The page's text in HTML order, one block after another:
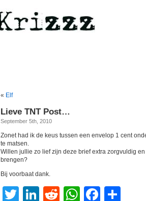
« Elf
Lieve TNT Post…
September 5th, 2010
Zonet had ik de keus tussen een envelop 1 cent
te matsen.
Willen jullie zo lief zijn deze brief extra zorgvuldig
brengen?
Bij voorbaat dank.
Twitter
LinkedIn
RedditWhatsApp